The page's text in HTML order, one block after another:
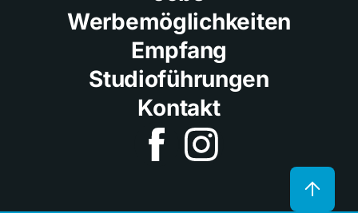
Werbemöglichkeiten
Empfang
Studioführungen
Kontakt